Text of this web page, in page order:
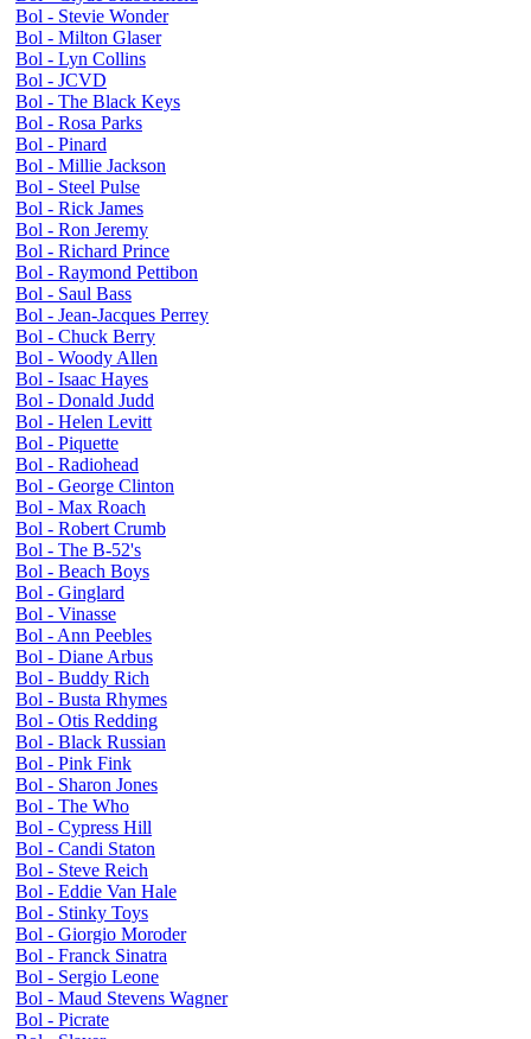
Bol - Stevie Wonder
Bol - Milton Glaser
Bol - Lyn Collins
Bol - JCVD
Bol - The Black Keys
Bol - Rosa Parks
Bol - Pinard
Bol - Millie Jackson
Bol - Steel Pulse
Bol - Rick James
Bol - Ron Jeremy
Bol - Richard Prince
Bol - Raymond Pettibon
Bol - Saul Bass
Bol - Jean-Jacques Perrey
Bol - Chuck Berry
Bol - Woody Allen
Bol - Isaac Hayes
Bol - Donald Judd
Bol - Helen Levitt
Bol - Piquette
Bol - Radiohead
Bol - George Clinton
Bol - Max Roach
Bol - Robert Crumb
Bol - The B-52's
Bol - Beach Boys
Bol - Ginglard
Bol - Vinasse
Bol - Ann Peebles
Bol - Diane Arbus
Bol - Buddy Rich
Bol - Busta Rhymes
Bol - Otis Redding
Bol - Black Russian
Bol - Pink Fink
Bol - Sharon Jones
Bol - The Who
Bol - Cypress Hill
Bol - Candi Staton
Bol - Steve Reich
Bol - Eddie Van Hale
Bol - Stinky Toys
Bol - Giorgio Moroder
Bol - Franck Sinatra
Bol - Sergio Leone
Bol - Maud Stevens Wagner
Bol - Picrate